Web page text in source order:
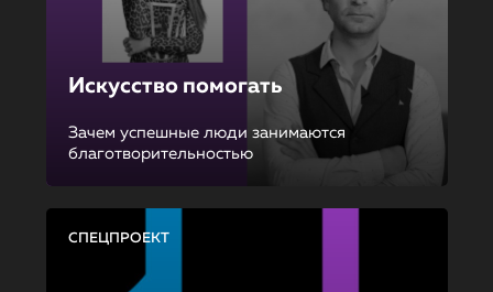
Искусство помогать
Зачем успешные люди занимаются
благотворительностью
СПЕЦПРОЕКТ